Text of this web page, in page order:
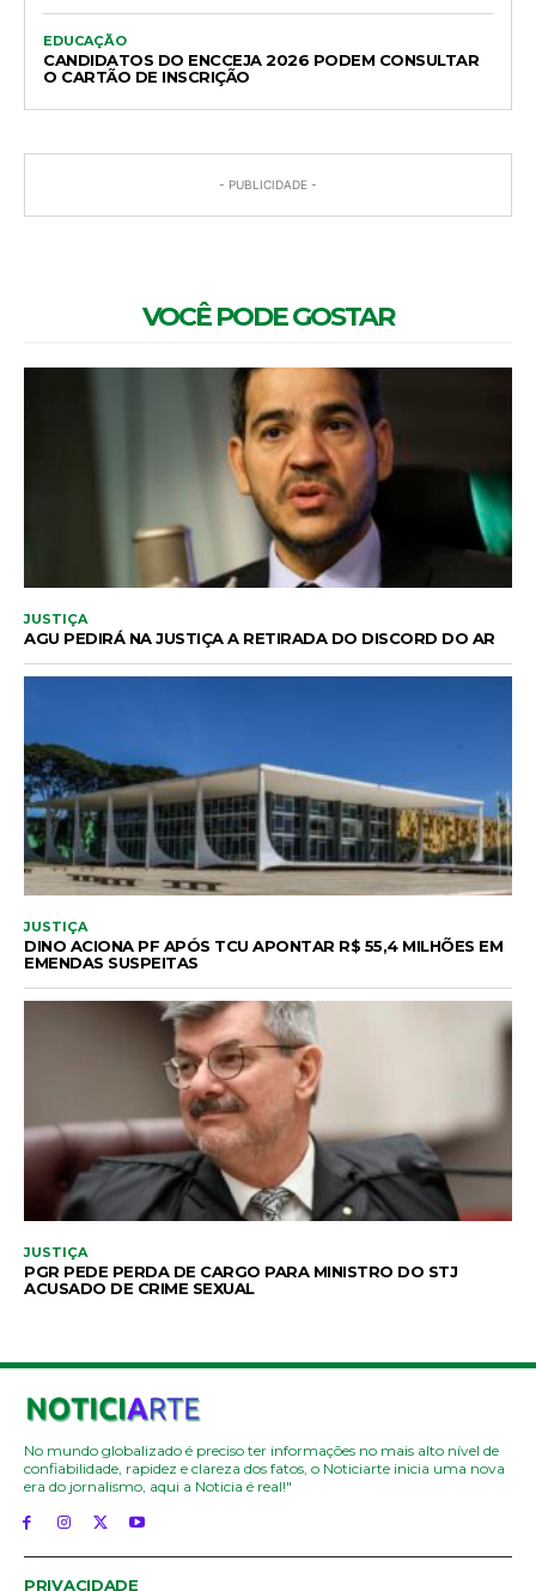
EDUCAÇÃO
CANDIDATOS DO ENCCEJA 2026 PODEM CONSULTAR
O CARTÃO DE INSCRIÇÃO
- PUBLICIDADE -
VOCÊ PODE GOSTAR
JUSTIÇA
AGU PEDIRÁ NA JUSTIÇA A RETIRADA DO DISCORD DO AR
JUSTIÇA
DINO ACIONA PF APÓS TCU APONTAR R$ 55,4 MILHÕES EM
EMENDAS SUSPEITAS
JUSTIÇA
PGR PEDE PERDA DE CARGO PARA MINISTRO DO STJ
ACUSADO DE CRIME SEXUAL
No mundo globalizado é preciso ter informações no mais alto nível de
confiabilidade, rapidez e clareza dos fatos, o Noticiarte inicia uma nova
era do jornalismo, aqui a Noticia é real!"
PRIVACIDADE